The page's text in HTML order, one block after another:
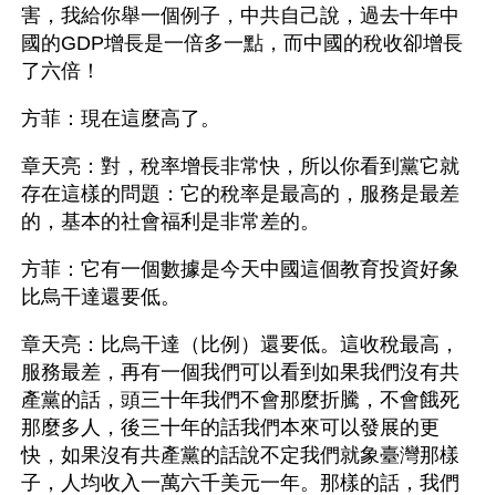
害，我給你舉一個例子，中共自己說，過去十年中
國的GDP增長是一倍多一點，而中國的稅收卻增長
了六倍！
方菲：現在這麼高了。
章天亮：對，稅率增長非常快，所以你看到黨它就
存在這樣的問題：它的稅率是最高的，服務是最差
的，基本的社會福利是非常差的。
方菲：它有一個數據是今天中國這個教育投資好象
比烏干達還要低。
章天亮：比烏干達（比例）還要低。這收稅最高，
服務最差，再有一個我們可以看到如果我們沒有共
產黨的話，頭三十年我們不會那麼折騰，不會餓死
那麼多人，後三十年的話我們本來可以發展的更
快，如果沒有共產黨的話說不定我們就象臺灣那樣
子，人均收入一萬六千美元一年。那樣的話，我們